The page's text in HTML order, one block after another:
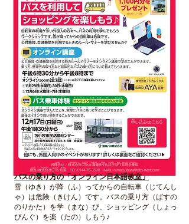
バスの乗り方の「オンライン日本語教室」
雪（ゆき）が降（ふ）ってからの自転車（じてんし
ゃ）は危険（きけん）です。バスの乗り方（ばすの
のりかた）を学（まな）び、ショッピング（しょっ
ぴんぐ）を楽（たの）しもう♪